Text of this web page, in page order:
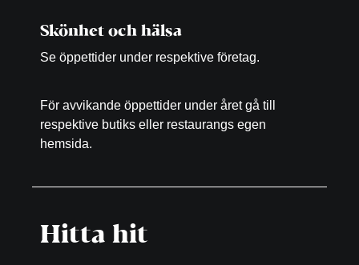
Skönhet och hälsa
Se öppettider under respektive företag.
För avvikande öppettider under året gå till
respektive butiks eller restaurangs egen
hemsida.
Hitta hit